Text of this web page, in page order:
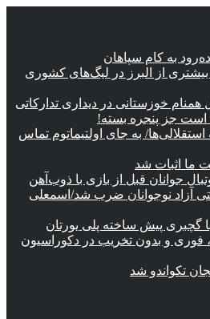
به کام سپاهان
بیشتری از البرز در لیگ‌های کشوری
همنام خوزستانی در دیداری تدارکاتی
است جز پنجره بسته!
به جای اولتیماتوم تماس
ما اثبات شد
جوانان قبل از بازی با ذوب‌آهن
آزاد نوجوانان ضرب شد/اسمعلی
با گچبری پیش ساخته پلی یورتان
فوری و بدون تخریب در دکوراسیون
تکواندو شد